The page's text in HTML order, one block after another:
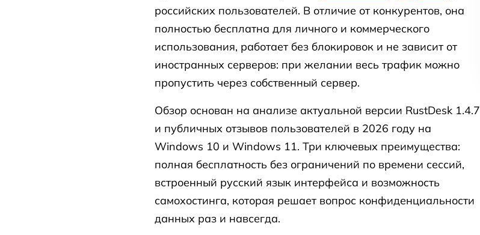
российских пользователей. В отличие от конкурентов, она
полностью бесплатна для личного и коммерческого
использования, работает без блокировок и не зависит от
иностранных серверов: при желании весь трафик можно
пропустить через собственный сервер.
Обзор основан на анализе актуальной версии RustDesk 1.4.7
и публичных отзывов пользователей в 2026 году на
Windows 10 и Windows 11. Три ключевых преимущества:
полная бесплатность без ограничений по времени сессий,
встроенный русский язык интерфейса и возможность
самохостинга, которая решает вопрос конфиденциальности
данных раз и навсегда.